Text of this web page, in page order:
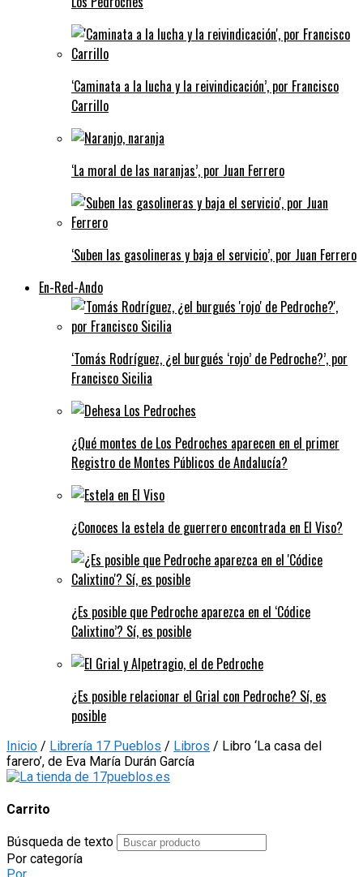
‘Caminata a la lucha y la reivindicación’, por Francisco
Carrillo
‘La moral de las naranjas’, por Juan Ferrero
‘Suben las gasolineras y baja el servicio’, por Juan Ferrero
En-Red-Ando
‘Tomás Rodríguez, ¿el burgués ‘rojo’ de Pedroche?’, por
Francisco Sicilia
¿Qué montes de Los Pedroches aparecen en el primer
Registro de Montes Públicos de Andalucía?
¿Conoces la estela de guerrero encontrada en El Viso?
¿Es posible que Pedroche aparezca en el ‘Códice
Calixtino’? Sí, es posible
¿Es posible relacionar el Grial con Pedroche? Sí, es
posible
Inicio / Librería 17 Pueblos / Libros / Libro ‘La casa del
farero’, de Eva María Durán García
Carrito
Búsqueda de texto
Por categoría